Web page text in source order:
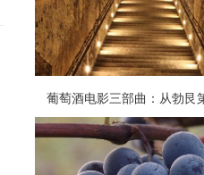
葡萄酒电影三部曲：从勃艮
特！